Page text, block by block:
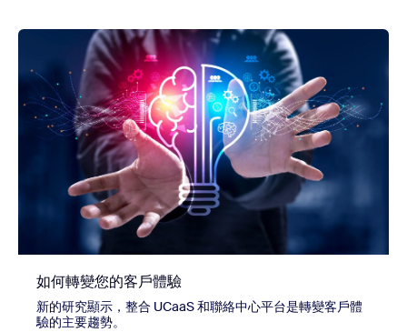
如何轉變您的客戶體驗
新的研究顯示，整合 UCaaS 和聯絡中心平台是轉變客戶體
驗的主要趨勢。